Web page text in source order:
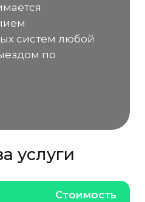
систем любой
по
услуги
Стоимость